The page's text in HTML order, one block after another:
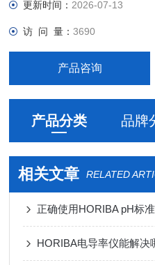
更新时间： 2026-07-13
访 问 量：3690
产品咨询
产品分类 品牌
相关文章 RELATED
正确使用HORIBA pH标
HORIBA电导率仪能解决